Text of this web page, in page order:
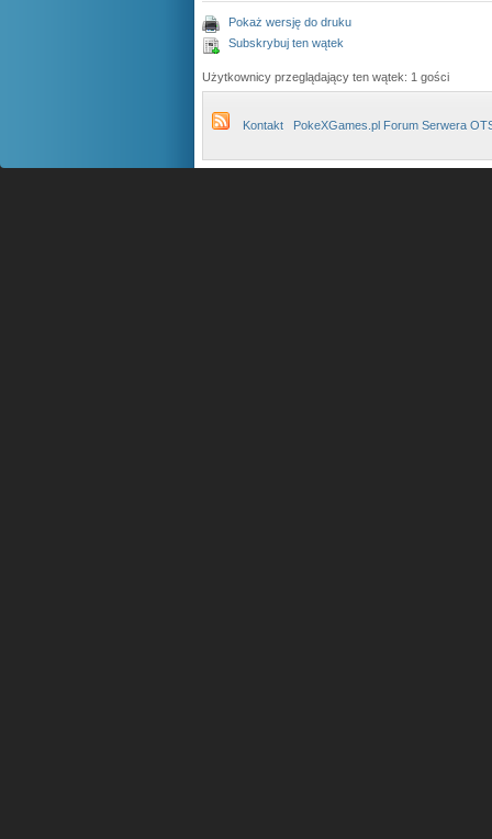
Pokaż wersję do druku
Subskrybuj ten wątek
Użytkownicy przeglądający ten wątek: 1 gości
Kontakt PokeXGames.pl Forum Serwera